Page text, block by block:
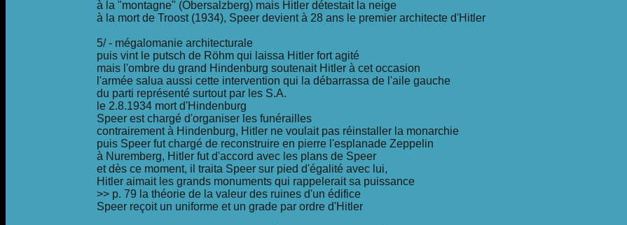
à la "montagne" (Obersalzberg) mais Hitler détestait la neige
à la mort de Troost (1934), Speer devient à 28 ans le premier architecte d'Hitler
5/ - mégalomanie architecturale
puis vint le putsch de Röhm qui laissa Hitler fort agité
mais l'ombre du grand Hindenburg soutenait Hitler à cet occasion
l'armée salua aussi cette intervention qui la débarrassa de l'aile gauche
du parti représenté surtout par les S.A.
le 2.8.1934 mort d'Hindenburg
Speer est chargé d'organiser les funérailles
contrairement à Hindenburg, Hitler ne voulait pas réinstaller la monarchie
puis Speer fut chargé de reconstruire en pierre l'esplanade Zeppelin
à Nuremberg, Hitler fut d'accord avec les plans de Speer
et dès ce moment, il traita Speer sur pied d'égalité avec lui,
Hitler aimait les grands monuments qui rappelerait sa puissance
>> p. 79 la théorie de la valeur des ruines d'un édifice
Speer reçoit un uniforme et un grade par ordre d'Hitler